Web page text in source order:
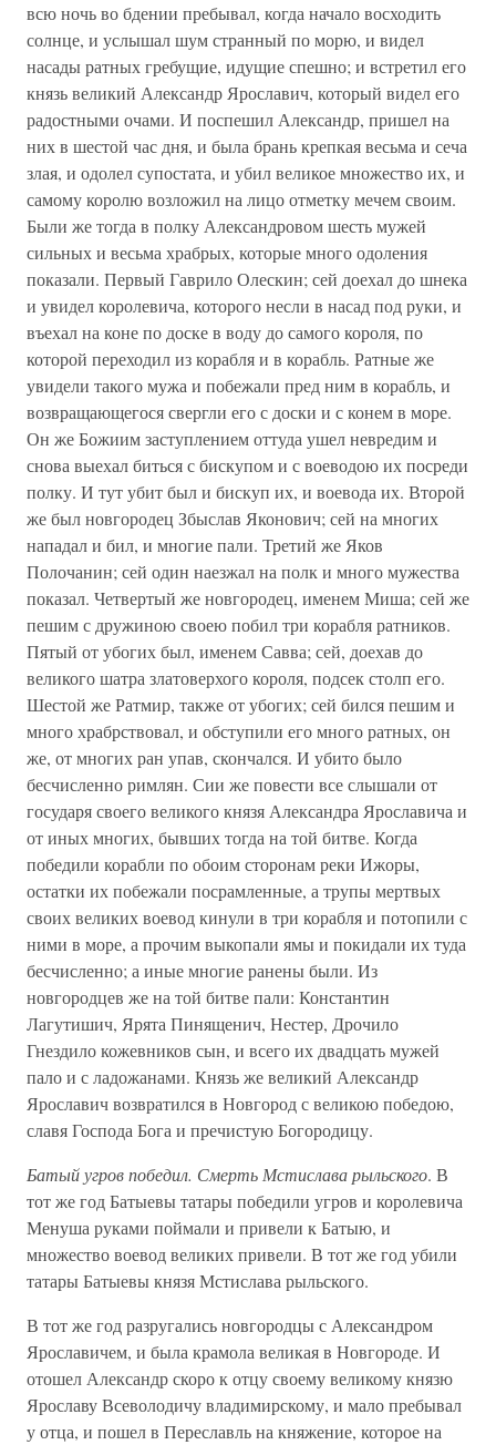
всю ночь во бдении пребывал, когда начало восходить
солнце, и услышал шум странный по морю, и видел
насады ратных гребущие, идущие спешно; и встретил его
князь великий Александр Ярославич, который видел его
радостными очами. И поспешил Александр, пришел на
них в шестой час дня, и была брань крепкая весьма и сеча
злая, и одолел супостата, и убил великое множество их, и
самому королю возложил на лицо отметку мечем своим.
Были же тогда в полку Александровом шесть мужей
сильных и весьма храбрых, которые много одоления
показали. Первый Гаврило Олескин; сей доехал до шнека
и увидел королевича, которого несли в насад под руки, и
въехал на коне по доске в воду до самого короля, по
которой переходил из корабля и в корабль. Ратные же
увидели такого мужа и побежали пред ним в корабль, и
возвращающегося свергли его с доски и с конем в море.
Он же Божиим заступлением оттуда ушел невредим и
снова выехал биться с бискупом и с воеводою их посреди
полку. И тут убит был и бискуп их, и воевода их. Второй
же был новгородец Збыслав Яконович; сей на многих
нападал и бил, и многие пали. Третий же Яков
Полочанин; сей один наезжал на полк и много мужества
показал. Четвертый же новгородец, именем Миша; сей же
пешим с дружиною своею побил три корабля ратников.
Пятый от убогих был, именем Савва; сей, доехав до
великого шатра златоверхого короля, подсек столп его.
Шестой же Ратмир, также от убогих; сей бился пешим и
много храбрствовал, и обступили его много ратных, он
же, от многих ран упав, скончался. И убито было
бесчисленно римлян. Сии же повести все слышали от
государя своего великого князя Александра Ярославича и
от иных многих, бывших тогда на той битве. Когда
победили корабли по обоим сторонам реки Ижоры,
остатки их побежали посрамленные, а трупы мертвых
своих великих воевод кинули в три корабля и потопили с
ними в море, а прочим выкопали ямы и покидали их туда
бесчисленно; а иные многие ранены были. Из
новгородцев же на той битве пали: Константин
Лагутишич, Ярята Пинященич, Нестер, Дрочило
Гнездило кожевников сын, и всего их двадцать мужей
пало и с ладожанами. Князь же великий Александр
Ярославич возвратился в Новгород с великою победою,
славя Господа Бога и пречистую Богородицу.
Батый угров победил. Смерть Мстислава рыльского. В
тот же год Батыевы татары победили угров и королевича
Менуша руками поймали и привели к Батыю, и
множество воевод великих привели. В тот же год убили
татары Батыевы князя Мстислава рыльского.
В тот же год разругались новгородцы с Александром
Ярославичем, и была крамола великая в Новгороде. И
отошел Александр скоро к отцу своему великому князю
Ярославу Всеволодичу владимирскому, и мало пребывал
у отца, и пошел в Переславль на княжение, которое на